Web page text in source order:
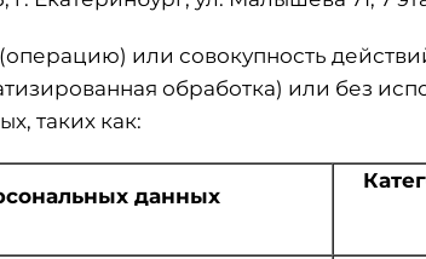
или совокупность
обработка) или без
таких как:
данных